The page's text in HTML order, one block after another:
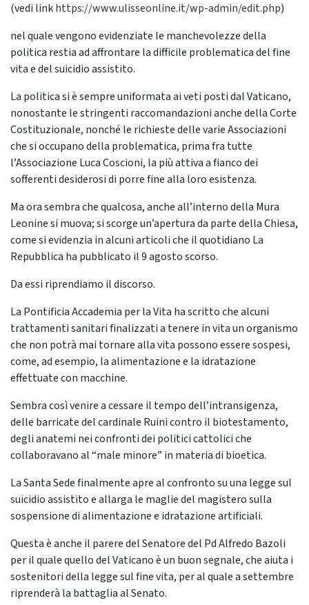
(vedi linkhttps://www.ulisseonline.it/wp-admin/edit.php)
nel quale vengono evidenziate le manchevolezze della
politica restia ad affrontare la difficile problematica del fine
vita e del suicidio assistito.
La politica si è sempre uniformata ai veti posti dal Vaticano,
nonostante le stringenti raccomandazioni anche della Corte
Costituzionale, nonché le richieste delle varie Associazioni
che si occupano della problematica, prima fra tutte
l’Associazione Luca Coscioni, la più attiva a fianco dei
sofferenti desiderosi di porre fine alla loro esistenza.
Ma ora sembra che qualcosa, anche all’interno della Mura
Leonine si muova; si scorge un’apertura da parte della Chiesa,
come si evidenzia in alcuni articoli che il quotidiano La
Repubblica ha pubblicato il 9 agosto scorso.
Da essi riprendiamo il discorso.
La Pontificia Accademia per la Vita ha scritto che alcuni
trattamenti sanitari finalizzati a tenere in vita un organismo
che non potrà mai tornare alla vita possono essere sospesi,
come, ad esempio, la alimentazione e la idratazione
effettuate con macchine.
Sembra così venire a cessare il tempo dell’intransigenza,
delle barricate del cardinale Ruini contro il biotestamento,
degli anatemi nei confronti dei politici cattolici che
collaboravano al “male minore” in materia di bioetica.
La Santa Sede finalmente apre al confronto su una legge sul
suicidio assistito e allarga le maglie del magistero sulla
sospensione di alimentazione e idratazione artificiali.
Questa è anche il parere del Senatore del Pd Alfredo Bazoli
per il quale quello del Vaticano è un buon segnale, che aiuta i
sostenitori della legge sul fine vita, per al quale a settembre
riprenderà la battaglia al Senato.